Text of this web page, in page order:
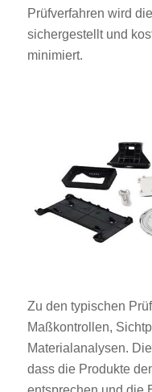
Prüfverfahren wird
sichergestellt und
minimiert.
Zu den typischen
Maßkontrollen,
Materialanalysen.
dass die Produkte